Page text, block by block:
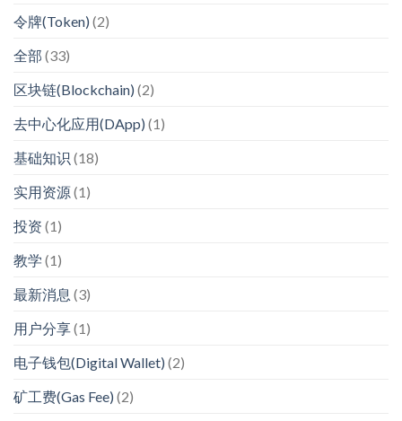
令牌(Token) (2)
全部 (33)
区块链(Blockchain) (2)
去中心化应用(DApp) (1)
基础知识 (18)
实用资源(1)
投资 (1)
教学 (1)
最新消息 (3)
用户分享(1)
电子钱包(Digital Wallet) (2)
矿工费(Gas Fee) (2)